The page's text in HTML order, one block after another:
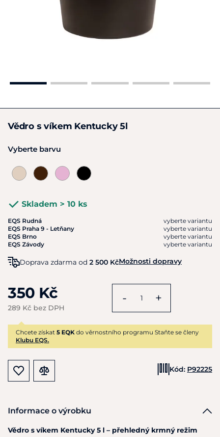
Vědro s víkem Kentucky 5l
Vyberte barvu
Skladem > 10 ks
EQS Rudná
vyberte variantu
EQS Praha 9 - Letňany
vyberte variantu
EQS Brno
vyberte variantu
EQS Závody
vyberte variantu
Doprava zdarma od 2 500 KčMožnosti dopravy
350 Kč
289 Kč bez DPH
- +
Chcete získat 5 EQK do věrnostního programu Staňte se členy
Klubu EQS.
Kód: P92225
Informace o výrobku
Vědro s víkem Kentucky 5 l – přehledný krmný režim